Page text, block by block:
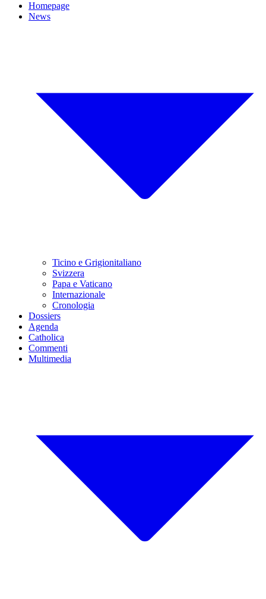
Homepage
News
Ticino e Grigionitaliano
Svizzera
Papa e Vaticano
Internazionale
Cronologia
Dossiers
Agenda
Catholica
Commenti
Multimedia